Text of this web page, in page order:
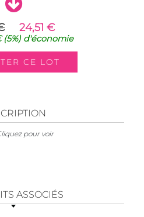
24,51 €
(5%) d'économie
pour voir
ASSOCIÉS